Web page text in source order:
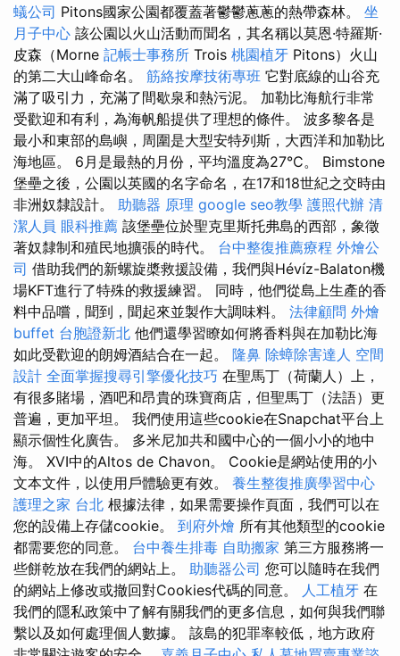
蟻公司 Pitons國家公園都覆蓋著鬱鬱蔥蔥的熱帶森林。 坐
月子中心 該公園以火山活動而聞名，其名稱以莫恩·特羅斯·
皮森（Morne 記帳士事務所 Trois 桃園植牙 Pitons）火山
的第二大山峰命名。 筋絡按摩技術專班 它對底線的山谷充
滿了吸引力，充滿了間歇泉和熱污泥。 加勒比海航行非常
受歡迎和有利，為海帆船提供了理想的條件。 波多黎各是
最小和東部的島嶼，周圍是大型安特列斯，大西洋和加勒比
海地區。 6月是最熱的月份，平均溫度為27°C。 Bimstone
堡壘之後，公園以英國的名字命名，在17和18世紀之交時由
非洲奴隸設計。 助聽器 原理 google seo教學 護照代辦 清
潔人員 眼科推薦 該堡壘位於聖克里斯托弗島的西部，象徵
著奴隸制和殖民地擴張的時代。 台中整復推薦療程 外燴公
司 借助我們的新螺旋槳救援設備，我們與Hévíz-Balaton機
場KFT進行了特殊的救援練習。 同時，他們從島上生產的香
料中品嚐，聞到，聞起來並製作大調味料。 法律顧問 外燴
buffet 台胞證新北 他們還學習瞭如何將香料與在加勒比海
如此受歡迎的朗姆酒結合在一起。 隆鼻 除蟑除害達人 空間
設計 全面掌握搜尋引擎優化技巧 在聖馬丁（荷蘭人）上，
有很多賭場，酒吧和昂貴的珠寶商店，但聖馬丁（法語）更
普遍，更加平坦。 我們使用這些cookie在Snapchat平台上
顯示個性化廣告。 多米尼加共和國中心的一個小小的地中
海。 XVI中的Altos de Chavon。 Cookie是網站使用的小
文本文件，以使用戶體驗更有效。 養生整復推廣學習中心
護理之家 台北 根據法律，如果需要操作頁面，我們可以在
您的設備上存儲cookie。 到府外燴 所有其他類型的cookie
都需要您的同意。 台中養生排毒 自助搬家 第三方服務將一
些餅乾放在我們的網站上。 助聽器公司 您可以隨時在我們
的網站上修改或撤回對Cookies代碼的同意。
人工植牙 在
我們的隱私政策中了解有關我們的更多信息，如何與我們聯
繫以及如何處理個人數據。 該島的犯罪率較低，地方政府